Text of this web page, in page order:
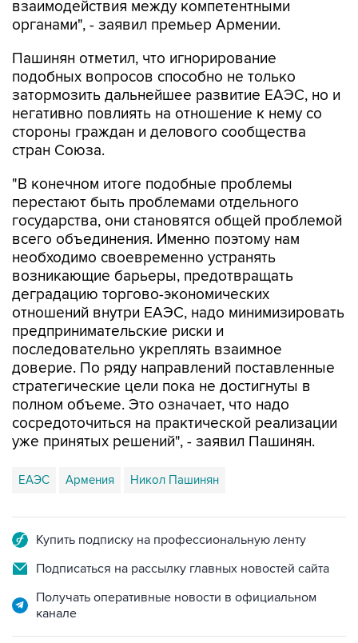
Пашинян отметил, что игнорирование
затормозить дальнейшее развитие ЕАЭС, но и
негативно повлиять на отношение к нему со
стороны граждан и делового сообщества
стран Союза.
"В конечном итоге подобные проблемы
государства, они становятся общей проблемой
всего объединения. Именно поэтому нам
необходимо своевременно устранять
возникающие барьеры, предотвращать
деградацию торгово-экономических
отношений внутри ЕАЭС, надо минимизировать
предпринимательские риски и
последовательно укреплять взаимное
доверие. По ряду направлений поставленные
стратегические цели пока не достигнуты в
полном объеме. Это означает, что надо
сосредоточиться на практической реализации
уже принятых решений", - заявил Пашинян.
ЕАЭС Армения Никол Пашинян
Подписаться на рассылку главных новостей сайта
Получать оперативные новости в официальном
НОВОСТИ ПО ТЕМЕ